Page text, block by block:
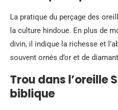
La pratique du perçage des
la culture hindoue. En plus de
divin, il indique la richesse et
souvent ornés d’or et de
Trou dans l’oreille
biblique